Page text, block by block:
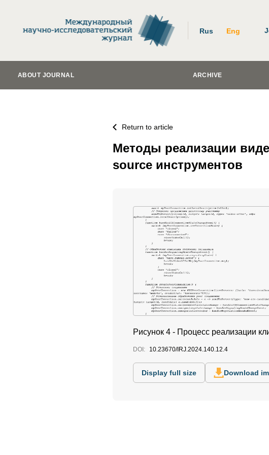
Rus Eng
ABOUT JOURNAL ARCHIVE
Return to article
Методы реализации
source инструментов
Рисунок 4 - Процесс реализации
DOI: 10.23670/IRJ.2024.140.12.4
Display full size Download